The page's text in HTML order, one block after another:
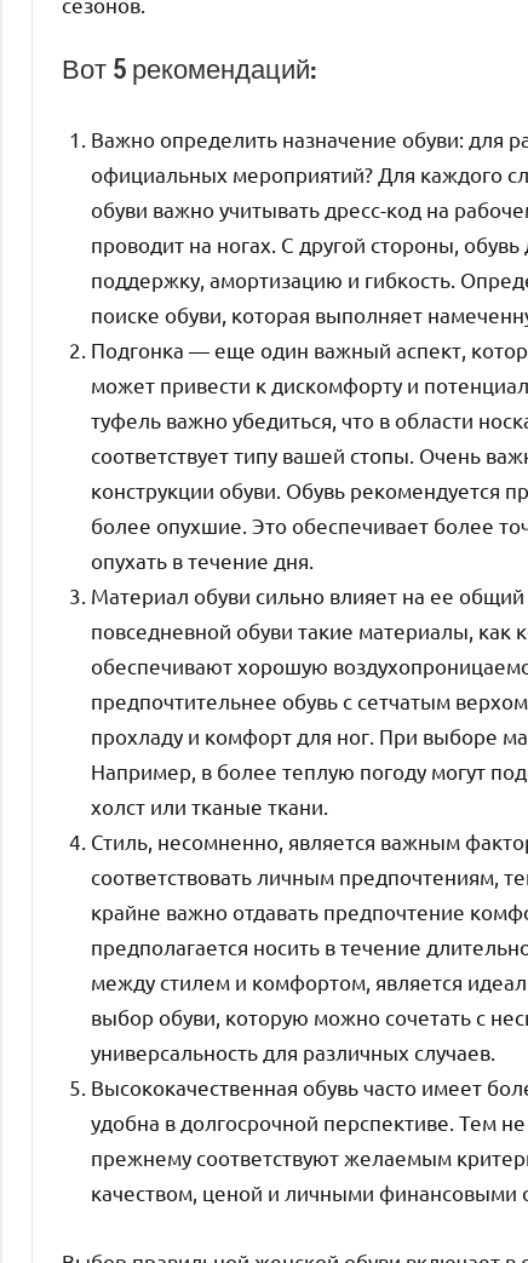
Вот 5 рекомендаций:
Важно определить назначение обуви: для
официальных мероприятий? Для каждого
обуви важно учитывать дресс-код на
проводит на ногах. С другой стороны,
поддержку, амортизацию и гибкость.
поиске обуви, которая выполняет
Подгонка — еще один важный аспект,
может привести к дискомфорту и
туфель важно убедиться, что в области
соответствует типу вашей стопы. Очень
конструкции обуви. Обувь рекомендуется
более опухшие. Это обеспечивает более
опухать в течение дня.
Материал обуви сильно влияет на ее
повседневной обуви такие материалы, как
обеспечивают хорошую
предпочтительнее обувь с сетчатым
прохладу и комфорт для ног. При выборе
Например, в более теплую погоду могут
холст или тканые ткани.
Стиль, несомненно, является важным
соответствовать личным предпочтениям,
крайне важно отдавать предпочтение
предполагается носить в течение
между стилем и комфортом, является
выбор обуви, которую можно сочетать с
универсальность для различных случаев.
Высококачественная обувь часто имеет
удобна в долгосрочной перспективе. Тем
прежнему соответствуют желаемым
качеством, ценой и личными финансовыми